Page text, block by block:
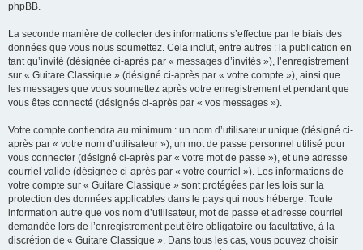
phpBB.
La seconde manière de collecter des informations s’effectue par le biais des
données que vous nous soumettez. Cela inclut, entre autres : la publication en
tant qu’invité (désignée ci-après par « messages d’invités »), l’enregistrement
sur « Guitare Classique » (désigné ci-après par « votre compte »), ainsi que
les messages que vous soumettez après votre enregistrement et pendant que
vous êtes connecté (désignés ci-après par « vos messages »).
Votre compte contiendra au minimum : un nom d’utilisateur unique (désigné ci-
après par « votre nom d’utilisateur »), un mot de passe personnel utilisé pour
vous connecter (désigné ci-après par « votre mot de passe »), et une adresse
courriel valide (désignée ci-après par « votre courriel »). Les informations de
votre compte sur « Guitare Classique » sont protégées par les lois sur la
protection des données applicables dans le pays qui nous héberge. Toute
information autre que vos nom d’utilisateur, mot de passe et adresse courriel
demandée lors de l’enregistrement peut être obligatoire ou facultative, à la
discrétion de « Guitare Classique ». Dans tous les cas, vous pouvez choisir